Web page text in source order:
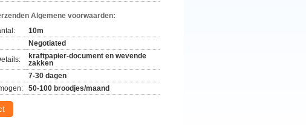
Algemene voorwaarden:
10m
Negotiated
kraftpapier-document en wevende
zakken
7-30 dagen
50-100 broodjes/maand